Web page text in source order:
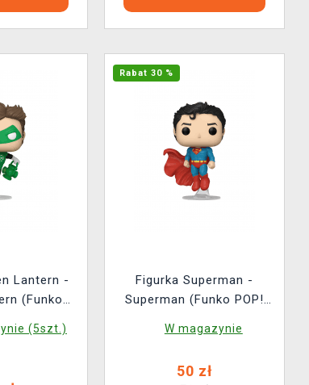
Lantern -
(Funko
(5szt.)
Rabat 30 %
Figurka Superman -
Superman (Funko POP!
W magazynie
50 zł